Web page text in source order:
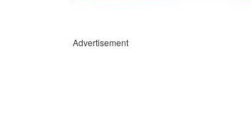
Advertisement